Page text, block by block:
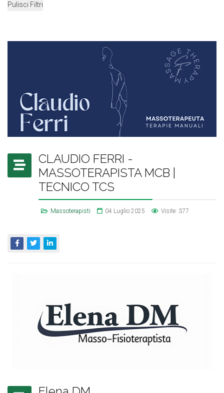
Pulisci Filtri
CLAUDIO FERRI -
MASSOTERAPISTA MCB |
TECNICO TCS
Massoterapisti 04 Luglio 2025 Visite: 377